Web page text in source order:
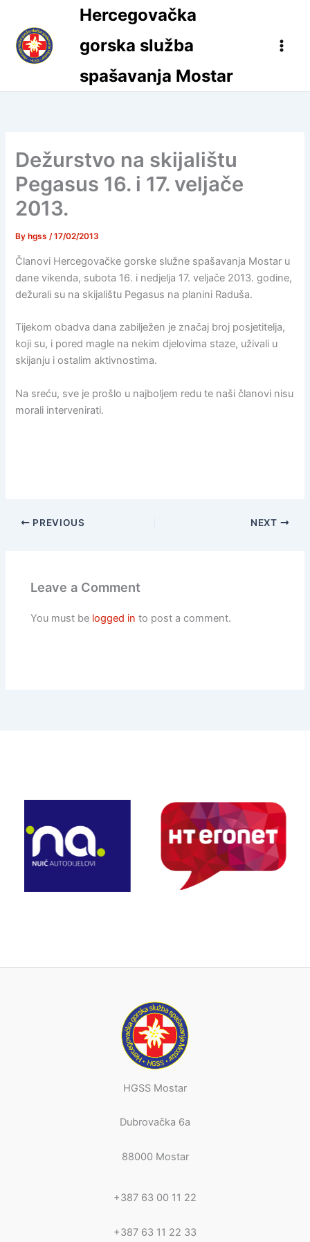
content
Hercegovačka
gorska služba
spašavanja Mostar
Dežurstvo na skijalištu
Pegasus 16. i 17. veljače
2013.
By hgss/17/02/2013
Članovi Hercegovačke gorske služne spašavanja Mostar u
dane vikenda, subota 16. i nedjelja 17. veljače 2013. godine,
dežurali su na skijalištu Pegasus na planini Raduša.
Tijekom obadva dana zabilježen je značaj broj posjetitelja,
koji su, i pored magle na nekim djelovima staze, uživali u
skijanju i ostalim aktivnostima.
Na sreću, sve je prošlo u najboljem redu te naši članovi nisu
morali intervenirati.
PREVIOUS NEXT
Leave a Comment
You must be logged in to post a comment.
HGSS Mostar
Dubrovačka 6a
88000 Mostar
+387 63 00 11 22
+387 63 11 22 33